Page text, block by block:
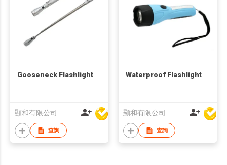
Gooseneck Flashlight
顯和有限公司
查詢
Waterproof Flashlight
顯和有限公司
查詢